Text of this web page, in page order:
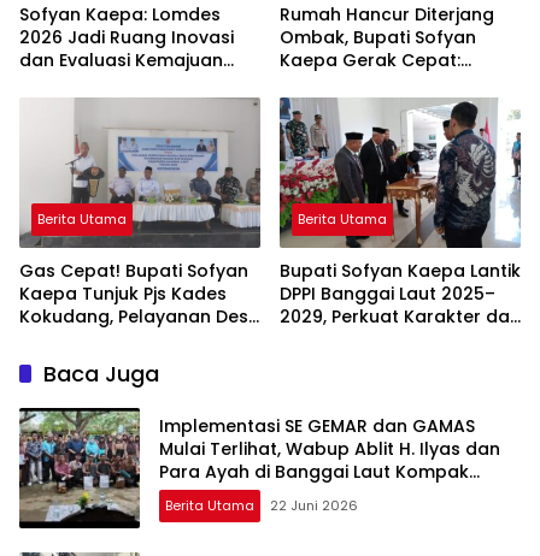
Sofyan Kaepa: Lomdes
2026 Jadi Ruang Inovasi
dan Evaluasi Kemajuan
Rumah Hancur Diterjang
Ombak, Bupati Sofyan
Kaepa Gerak Cepat:
Diserahkan!
Berita Utama
Gas Cepat! Bupati Sofyan
Kaepa Tunjuk Pjs Kades
Kokudang, Pelayanan Desa
Berita Utama
Bupati Sofyan Kaepa Lantik
DPPI Banggai Laut 2025–
2029, Perkuat Karakter dan
Baca Juga
Implementasi SE GEMAR dan GAMAS
Mulai Terlihat, Wabup Ablit H. Ilyas dan
Para Ayah di Banggai Laut Kompak
Ambil Rapor Anak
Berita Utama 22 Juni 2026